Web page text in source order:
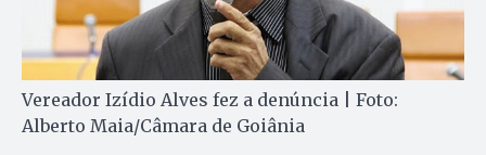
Vereador Izídio Alves fez a denúncia | Foto:
Alberto Maia/Câmara de Goiânia